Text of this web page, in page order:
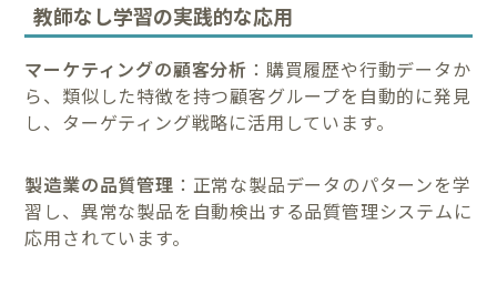
教師なし学習の実践的な応用
マーケティングの顧客分析 ：購買履歴や行動データか
ら、類似した特徴を持つ顧客グループを自動的に発見
し、ターゲティング戦略に活用しています。
製造業の品質管理 ：正常な製品データのパターンを学
習し、異常な製品を自動検出する品質管理システムに
応用されています。